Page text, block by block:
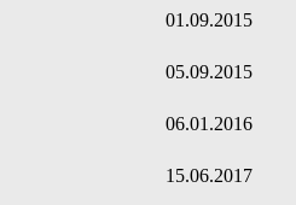
01.09.2015
05.09.2015
06.01.2016
15.06.2017